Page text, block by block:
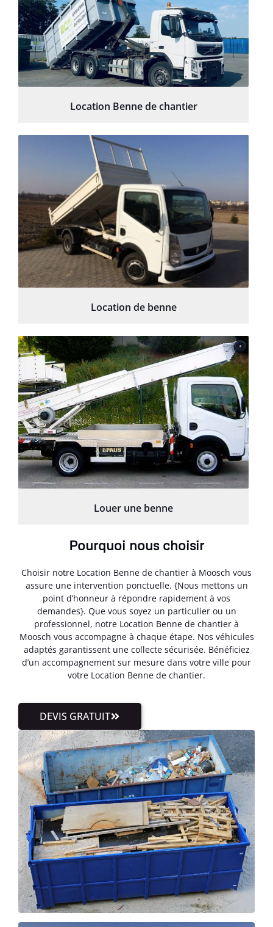
Location Benne de chantier
Location de benne
Louer une benne
Pourquoi nous choisir
Choisir notre Location Benne de chantier à Moosch vous
assure une intervention ponctuelle. {Nous mettons un
point d’honneur à répondre rapidement à vos
demandes}. Que vous soyez un particulier ou un
professionnel, notre Location Benne de chantier à
Moosch vous accompagne à chaque étape. Nos véhicules
adaptés garantissent une collecte sécurisée. Bénéficiez
d’un accompagnement sur mesure dans votre ville pour
votre Location Benne de chantier.
DEVIS GRATUIT